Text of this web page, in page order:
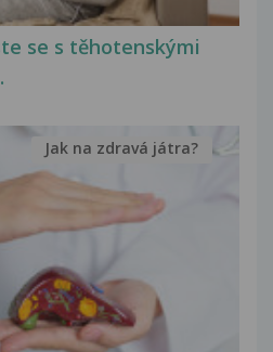
se s těhotenskými
Jak na zdravá játra?